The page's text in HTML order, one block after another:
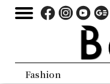
Fashion